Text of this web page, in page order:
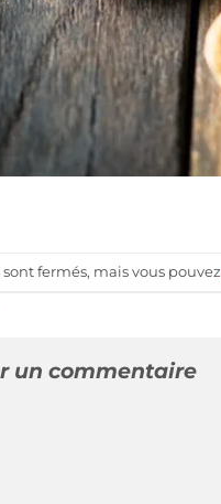
fermés, mais vous pouvez
un commentaire